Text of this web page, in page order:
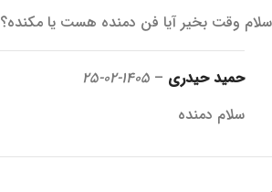
سلام وقت بخیر آیا فن دمنده هست یا مکنده؟
حمید حیدری –
1405-02-25
سلام دمنده